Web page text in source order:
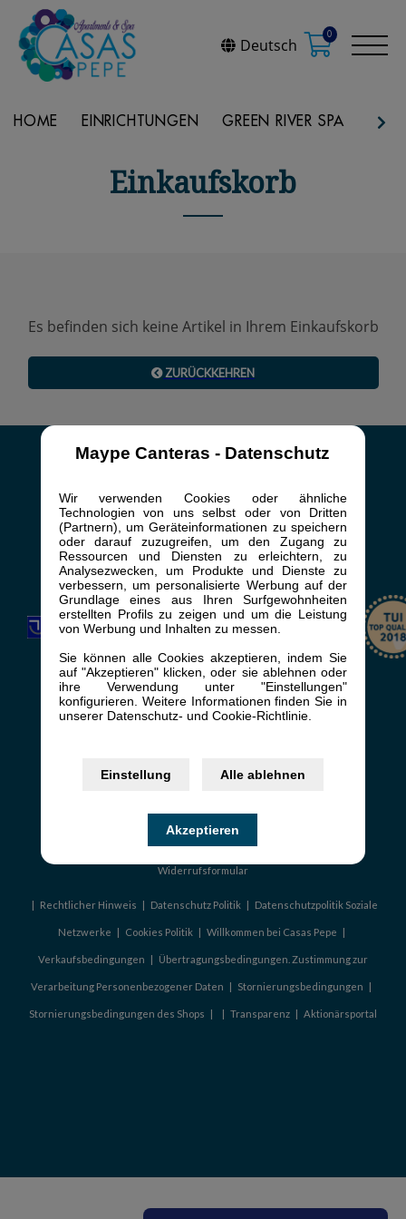
Maype Canteras - Datenschutz
Wir verwenden Cookies oder ähnliche
Technologien von uns selbst oder von Dritten
(Partnern), um Geräteinformationen zu speichern
oder darauf zuzugreifen, um den Zugang zu
Ressourcen und Diensten zu erleichtern, zu
Analysezwecken, um Produkte und Dienste zu
verbessern, um personalisierte Werbung auf der
Grundlage eines aus Ihren Surfgewohnheiten
erstellten Profils zu zeigen und um die Leistung
von Werbung und Inhalten zu messen.
Sie können alle Cookies akzeptieren, indem Sie
auf "Akzeptieren" klicken, oder sie ablehnen oder
ihre Verwendung unter "Einstellungen"
konfigurieren. Weitere Informationen finden Sie in
unserer Datenschutz- und Cookie-Richtlinie.
Einstellung Alle ablehnen
Akzeptieren
Deutsch
0
HOME EINRICHTUNGEN GREEN RIVER SPA
Einkaufskorb
Es befinden sich keine Artikel in Ihrem Einkaufskorb
ZURÜCKKEHREN
booking@casaspepe.com
Av. de Bonn, 1, 35100
San Bartolomé de Tirajana, Las Palmas
©2026 Casas Pepe
Widerrufsformular
| Rechtlicher Hinweis | Datenschutz Politik | Datenschutzpolitik Soziale
Netzwerke | Cookies Politik| Willkommen bei Casas Pepe |
Verkaufsbedingungen | Übertragungsbedingungen. Zustimmung zur
Verarbeitung Personenbezogener Daten | Stornierungsbedingungen |
Stornierungsbedingungen des Shops | | Transparenz | Aktionärsportal